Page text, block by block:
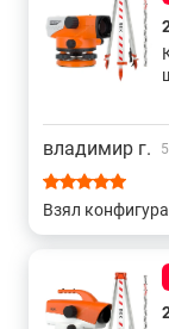
нивелира
планируется
Выбрать и
магазине или
владимир г.
Взял